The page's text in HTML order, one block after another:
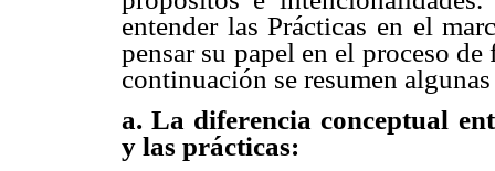
entender las Prácticas en el
pensar su papel en el proceso
continuación se resumen
a. La diferencia conceptual
y las prácticas: